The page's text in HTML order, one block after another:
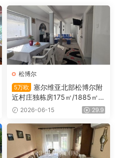
松博尔
5万欧
塞尔维亚北部松博尔附
近村庄独栋房175㎡/1885㎡/5
万欧2026-06-15 29.9